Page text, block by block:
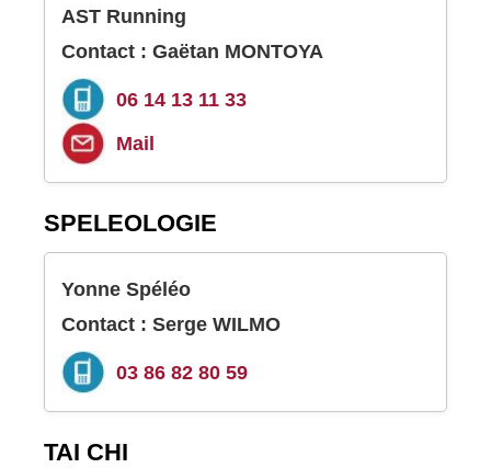
AST Running
Contact : Gaëtan MONTOYA
06 14 13 11 33
Mail
SPELEOLOGIE
Yonne Spéléo
Contact : Serge WILMO
03 86 82 80 59
TAI CHI